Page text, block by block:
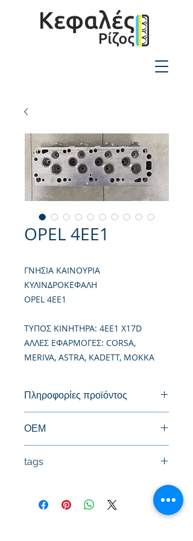
OPEL 4EE1
ΓΝΗΣΙΑ ΚΑΙΝΟΥΡΙΑ
ΚΥΛΙΝΔΡΟΚΕΦΑΛΗ
OPEL 4EE1
TΥΠΟΣ ΚΙΝΗΤΗΡΑ: 4EE1 X17D
ΑΛΛΕΣ ΕΦΑΡΜΟΓΕΣ: CORSA,
MERIVA, ASTRA, KADETT, MOKKA
Πληροφορίες προϊόντος
ΟΕΜ
tags
#Κυλινδροκεφαλή #Κεφαλάρι
#TPTOPLINE